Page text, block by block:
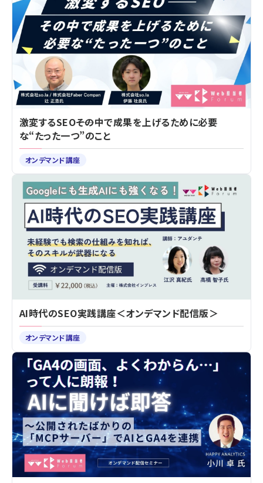
激変するSEO――その中で成果を上げるために必要
な“たった一つ”のこと
オンデマンド講座
AI時代のSEO実践講座＜オンデマンド配信版＞
オンデマンド講座